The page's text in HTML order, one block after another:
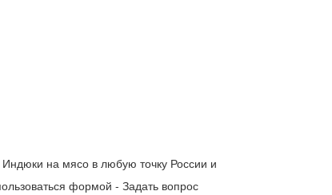
на мясо в любую точку России и
формой - Задать вопрос